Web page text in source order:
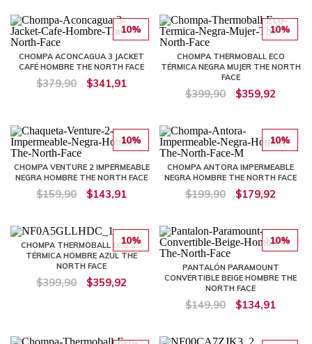
10%
CHOMPA ACONCAGUA 3 JACKET
CAFÉ HOMBRE THE NORTH FACE
$379,90 $341,91
10%
CHOMPA THERMOBALL ECO
TÉRMICA NEGRA MUJER THE NORTH
FACE
$399,90 $359,92
10%
CHOMPA VENTURE 2 IMPERMEABLE
NEGRA HOMBRE THE NORTH FACE
$159,90 $143,91
10%
CHOMPA ANTORA IMPERMEABLE
NEGRA HOMBRE THE NORTH FACE
$199,90 $179,92
10%
CHOMPA THERMOBALL ECO 2.0
TÉRMICA HOMBRE AZUL THE
NORTH FACE
$399,90 $359,92
10%
PANTALÓN PARAMOUNT
CONVERTIBLE BEIGE HOMBRE THE
NORTH FACE
$149,90 $134,91